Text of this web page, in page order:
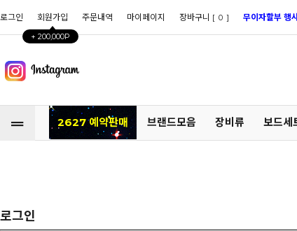
로그인 회원가입
+ 200,000P
주문내역 마이페이지 장바구니 [ 0 ] 무이자할부 행
2627 예약판매 브랜드모음 장비류 보드세
로그인